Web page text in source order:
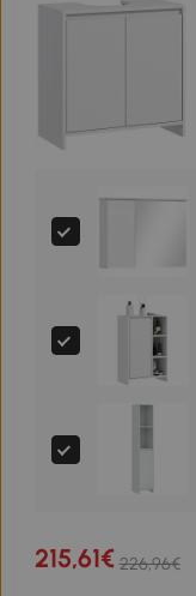
215,61€ 226,96€